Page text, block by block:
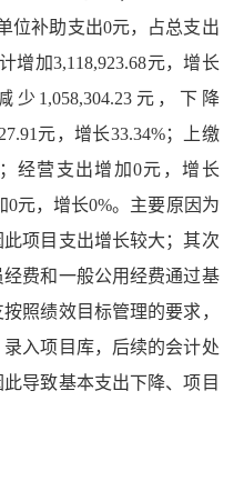
位补助支出0元，占总支出
增加3,118,923.68元，增长
1,058,304.23元，下降
元，增长33.34%；上缴
经营支出增加0元，增长
元，增长0%。主要原因为
项目支出增长较大；其次
费和一般公用经费通过基
照绩效目标管理的要求，
入项目库，后续的会计处
导致基本支出下降、项目